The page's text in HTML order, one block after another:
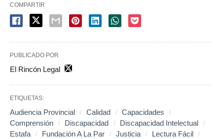
COMPARTIR
PUBLICADO POR
El Rincón Legal
ETIQUETAS:
Audiencia Provincial Calidad
Capacidades
Comprensión
Discapacidad
Discapacidad Intelectual
Estafa
Fundación A La Par Justicia
Lectura Fácil